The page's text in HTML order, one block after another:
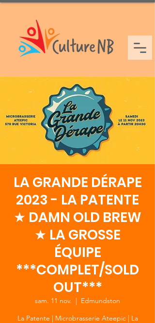
LA GRANDE DÉRAPE
2023 - LA PATENTE
★ DAMN OLD BREW
★ LA GROSSE
ÉQUIPE
***COMPLET/SOLD
OUT***
sam. 11 nov.
  |
Edmundston
La Patente | Microbrasserie Ateepic | La